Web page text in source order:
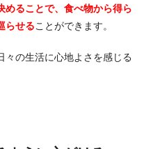
めることで、食べ物から得ら
らせることができます。
々の生活に心地よさを感じる